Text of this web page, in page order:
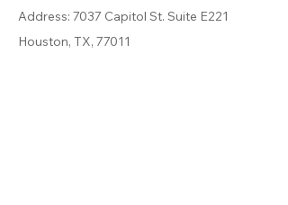
Address: 7037 Capitol St. Suite E221
Houston, TX, 77011